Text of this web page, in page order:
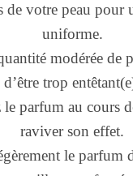
de votre peau pour
uniforme.
modérée de
d’être trop
le parfum au cours
raviver son effet.
le parfum